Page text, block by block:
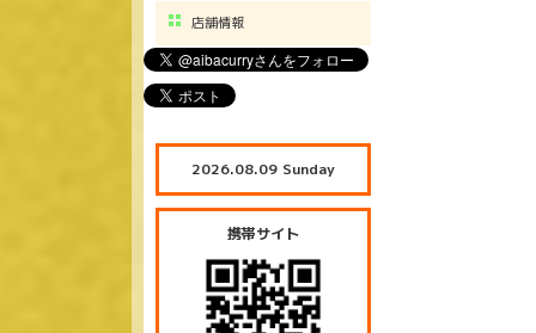
店舗情報
2026.08.09 Sunday
携帯サイト